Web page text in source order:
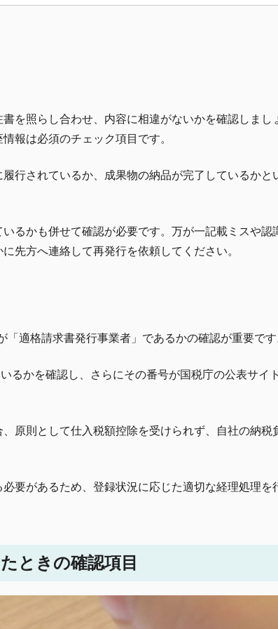
を照らし合わせ、内容に相違がないかを確認しまし
報は必須のチェック項目です。
行されているか、成果物の納品が完了しているかと
るかも併せて確認が必要です。万が一記載ミスや認
先方へ連絡して再発行を依頼してください。
適格請求書発行事業者」であるかの確認が重要です
るかを確認し、さらにその番号が国税庁の公表サイ
原則として仕入税額控除を受けられず、自社の納税
要があるため、登録状況に応じた適切な経理処理を
ときの確認項目